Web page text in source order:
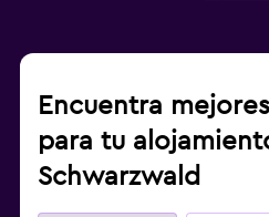
Encuentra
para tu
Schwarzwald